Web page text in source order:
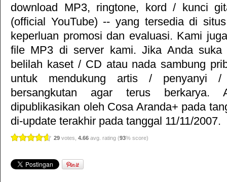
download MP3, ringtone, kord / kunci
(official YouTube) -- yang tersedia di
keperluan promosi dan evaluasi. Kami
file MP3 di server kami. Jika Anda
belilah kaset / CD atau nada sambung
untuk mendukung artis / penyanyi
bersangkutan agar terus berkarya.
dipublikasikan oleh Cosa Aranda+ pada
di-update terakhir pada tanggal 11/11/2007.
29 votes, 4.66 avg. rating (93% score)